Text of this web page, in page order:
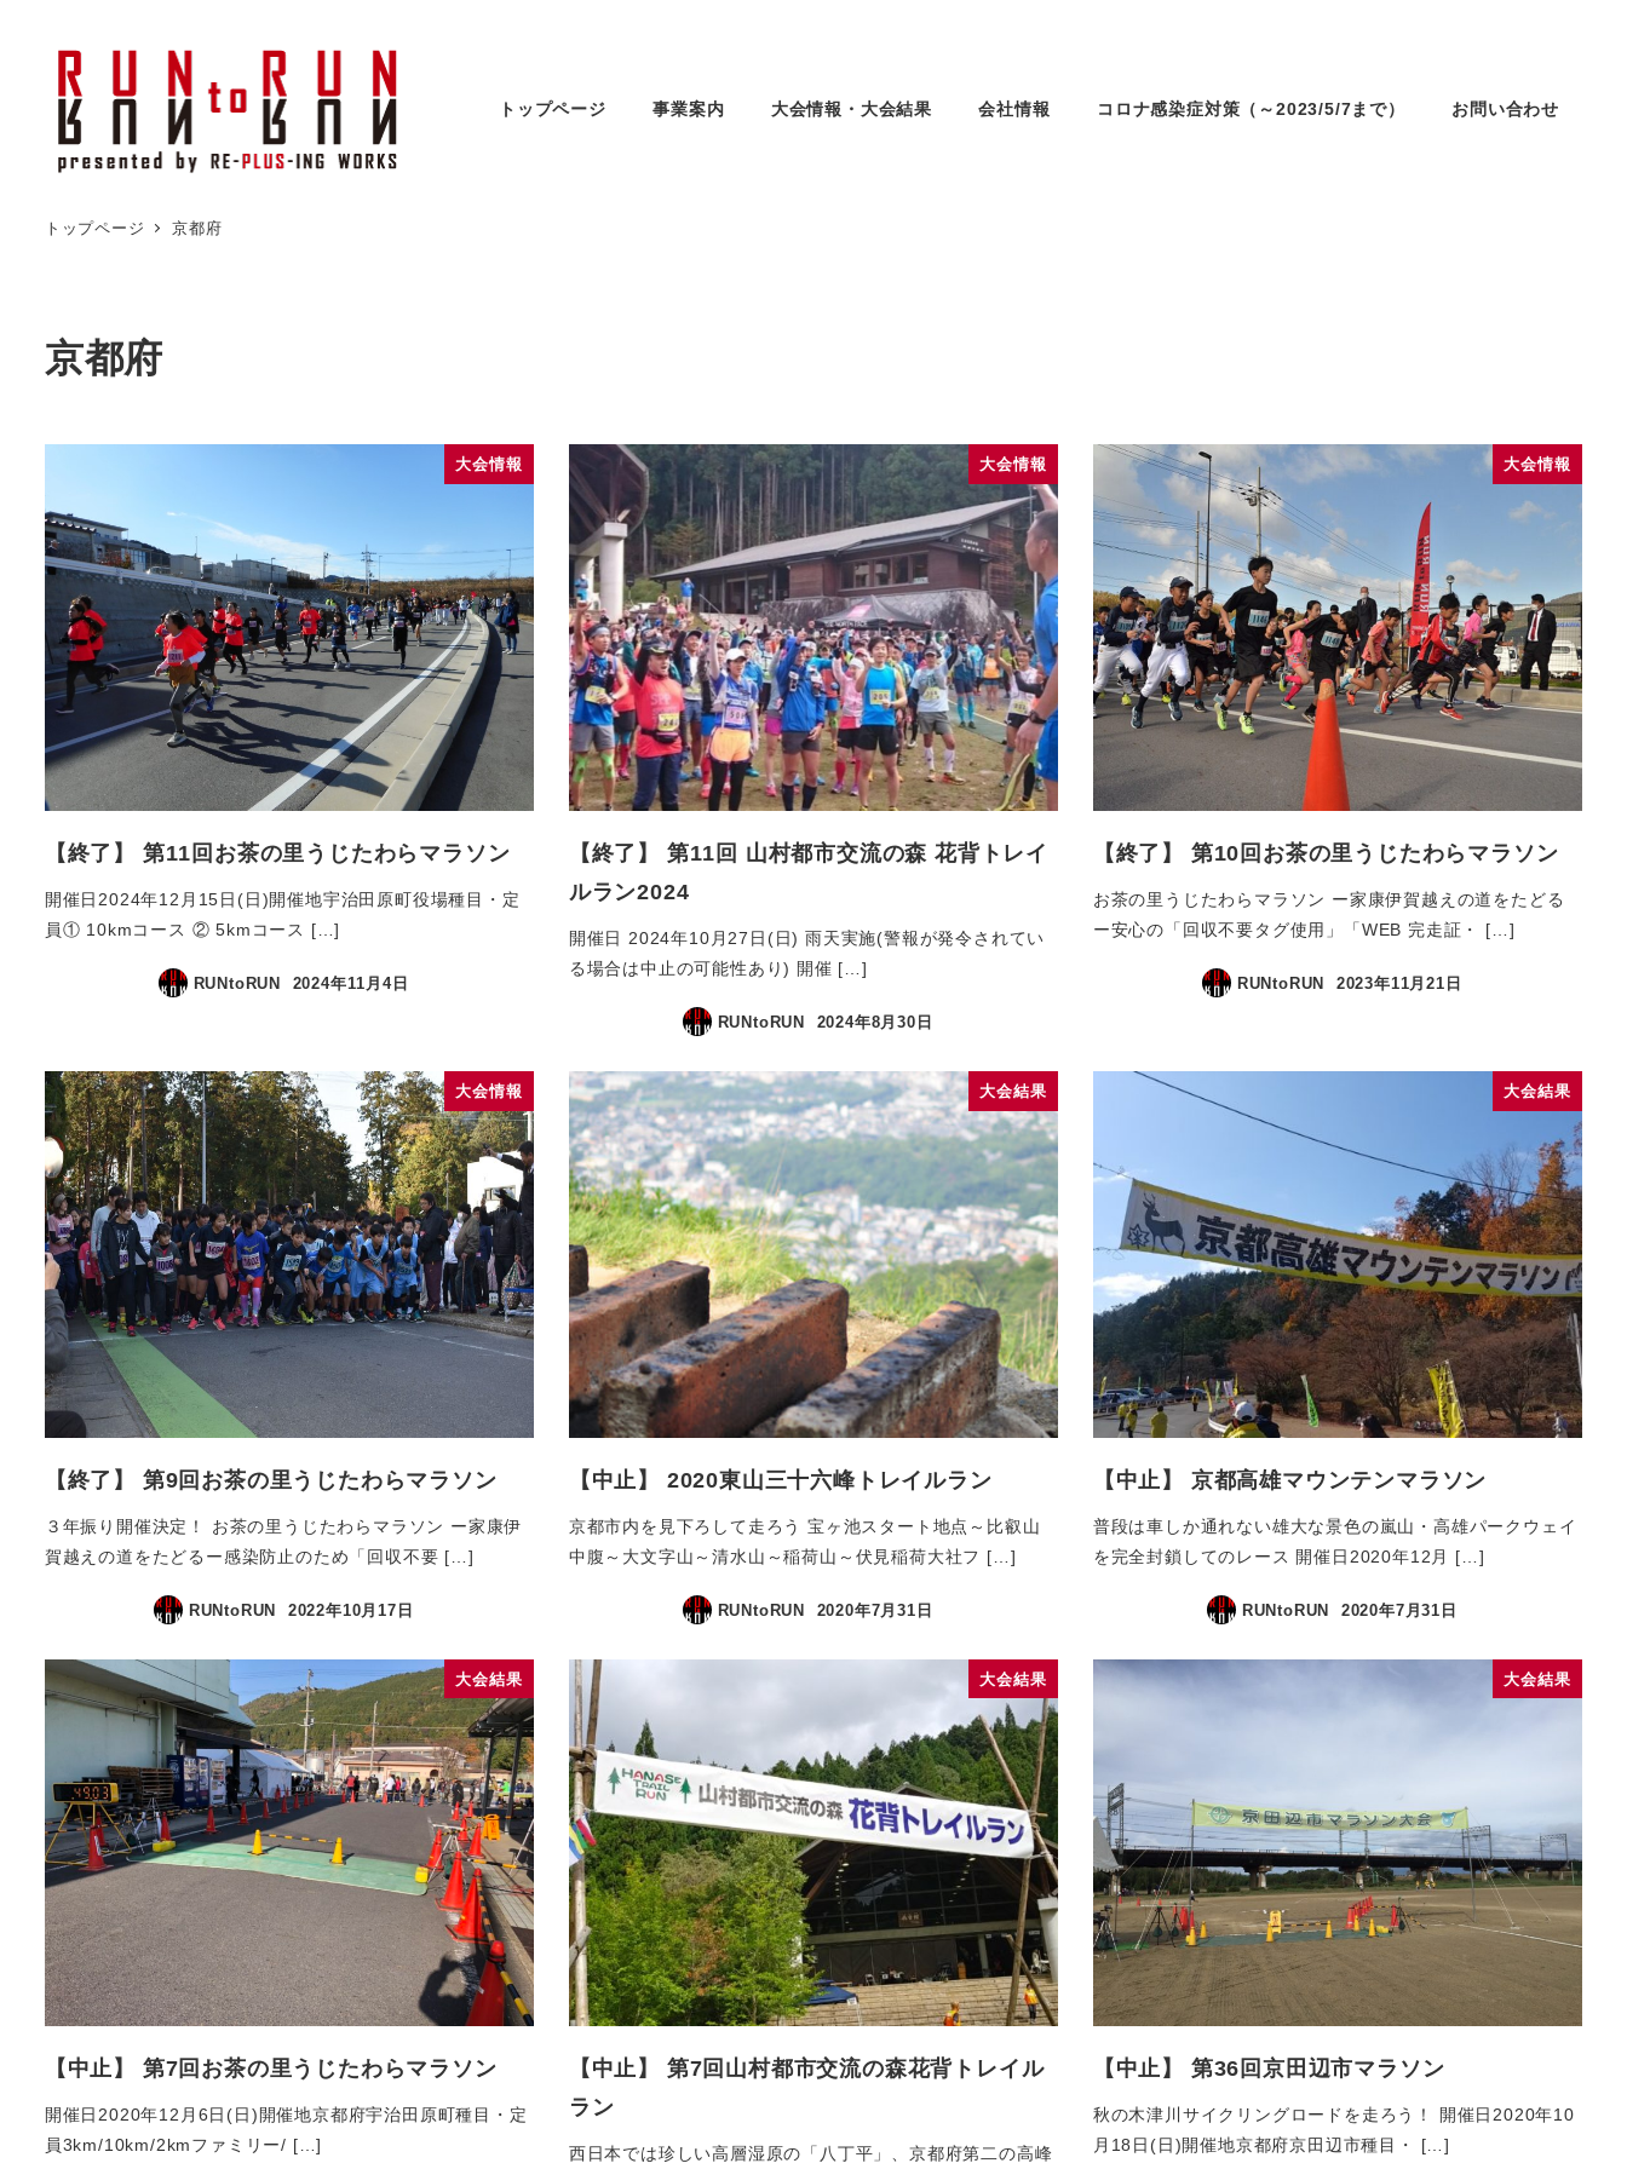
トップページ 事業案内 大会情報・大会結果 会社情報 コロナ感染症対策（～2023/5/7まで） お問い合わせ
トップページ 京都府
京都府
大会情報
【終了】 第11回お茶の里うじたわらマラソン
開催日2024年12月15日(日)開催地宇治田原町役場種目・定
員① 10kmコース ② 5kmコース […]
RUNtoRUN 2024年11月4日
大会情報
【終了】 第11回 山村都市交流の森 花背トレイ
ルラン2024
開催日 2024年10月27日(日) 雨天実施(警報が発令されてい
る場合は中止の可能性あり) 開催 […]
RUNtoRUN 2024年8月30日
大会情報
【終了】 第10回お茶の里うじたわらマラソン
お茶の里うじたわらマラソン ー家康伊賀越えの道をたどる
ー安心の「回収不要タグ使用」「WEB 完走証・ […]
RUNtoRUN 2023年11月21日
大会情報
【終了】 第9回お茶の里うじたわらマラソン
３年振り開催決定！ お茶の里うじたわらマラソン ー家康伊
賀越えの道をたどるー感染防止のため「回収不要 […]
RUNtoRUN 2022年10月17日
大会結果
【中止】 2020東山三十六峰トレイルラン
京都市内を見下ろして走ろう 宝ヶ池スタート地点～比叡山
中腹～大文字山～清水山～稲荷山～伏見稲荷大社フ […]
RUNtoRUN 2020年7月31日
大会結果
【中止】 京都高雄マウンテンマラソン
普段は車しか通れない雄大な景色の嵐山・高雄パークウェイ
を完全封鎖してのレース 開催日2020年12月 […]
RUNtoRUN 2020年7月31日
大会結果
【中止】 第7回お茶の里うじたわらマラソン
開催日2020年12月6日(日)開催地京都府宇治田原町種目・定
員3km/10km/2kmファミリー/ […]
大会結果
【中止】 第7回山村都市交流の森花背トレイル
ラン
西日本では珍しい高層湿原の「八丁平」、京都府第二の高峰
大会結果
【中止】 第36回京田辺市マラソン
秋の木津川サイクリングロードを走ろう！ 開催日2020年10
月18日(日)開催地京都府京田辺市種目・ […]